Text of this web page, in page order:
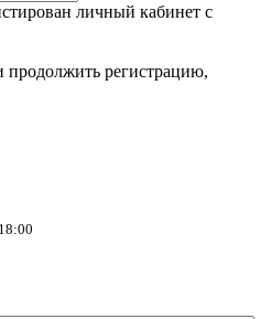
личный кабинет с
регистрацию,